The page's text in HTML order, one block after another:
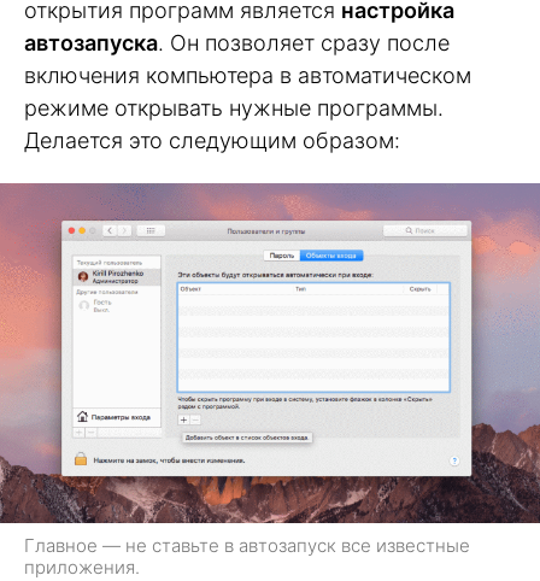
открытия программ является настройка
автозапуска. Он позволяет сразу после
включения компьютера в автоматическом
режиме открывать нужные программы.
Делается это следующим образом:
Главное — не ставьте в автозапуск все известные
приложения.